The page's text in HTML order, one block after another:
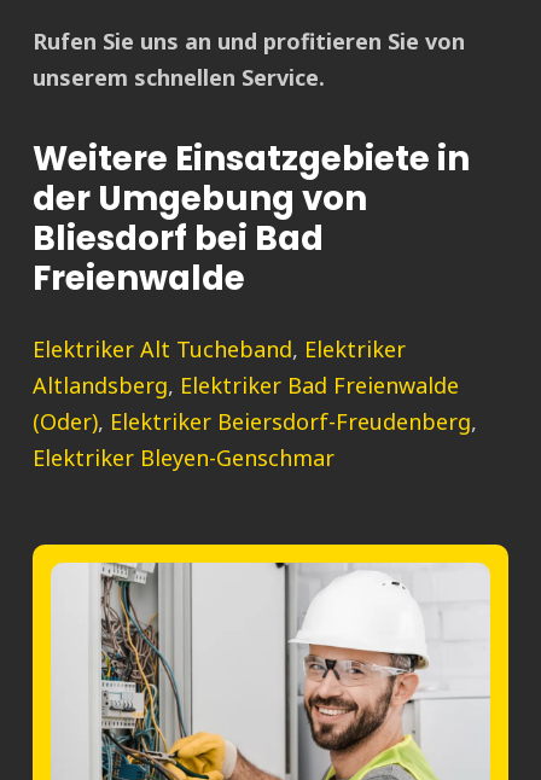
Rufen Sie uns an und profitieren Sie von
unserem schnellen Service.
Weitere Einsatzgebiete in
der Umgebung von
Bliesdorf bei Bad
Freienwalde
Elektriker Alt Tucheband, Elektriker
Altlandsberg, Elektriker Bad Freienwalde
(Oder), Elektriker Beiersdorf-Freudenberg,
Elektriker Bleyen-Genschmar